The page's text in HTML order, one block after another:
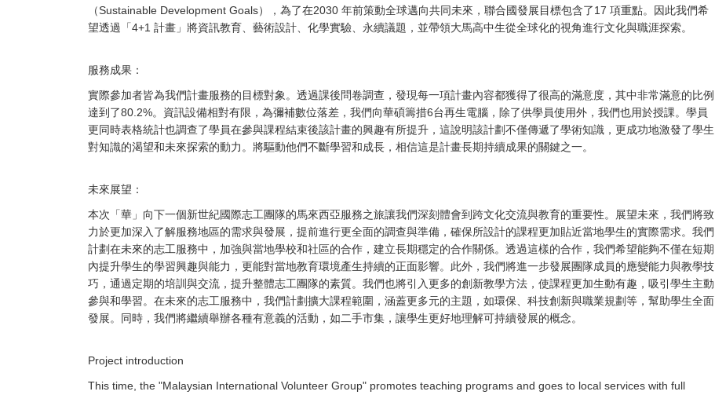
（Sustainable Development Goals），為了在2030 年前策動全球邁向共同未來，聯合國發展目標包含了17 項重點。因此我們希
望透過「4+1 計畫」將資訊教育、藝術設計、化學實驗、永續議題，並帶領大馬高中生從全球化的視角進行文化與職涯探索。
服務成果：
實際參加者皆為我們計畫服務的目標對象。透過課後問卷調查，發現每一項計畫內容都獲得了很高的滿意度，其中非常滿意的比例
達到了80.2%。資訊設備相對有限，為彌補數位落差，我們向華碩籌措6台再生電腦，除了供學員使用外，我們也用於授課。學員
更同時表格統計也調查了學員在參與課程結束後該計畫的興趣有所提升，這說明該計劃不僅傳遞了學術知識，更成功地激發了學生
對知識的渴望和未來探索的動力。將驅動他們不斷學習和成長，相信這是計畫長期持續成果的關鍵之一。
未來展望：
本次「華」向下一個新世紀國際志工團隊的馬來西亞服務之旅讓我們深刻體會到跨文化交流與教育的重要性。展望未來，我們將致
力於更加深入了解服務地區的需求與發展，提前進行更全面的調查與準備，確保所設計的課程更加貼近當地學生的實際需求。我們
計劃在未來的志工服務中，加強與當地學校和社區的合作，建立長期穩定的合作關係。透過這樣的合作，我們希望能夠不僅在短期
內提升學生的學習興趣與能力，更能對當地教育環境產生持續的正面影響。此外，我們將進一步發展團隊成員的應變能力與教學技
巧，通過定期的培訓與交流，提升整體志工團隊的素質。我們也將引入更多的創新教學方法，使課程更加生動有趣，吸引學生主動
參與和學習。在未來的志工服務中，我們計劃擴大課程範圍，涵蓋更多元的主題，如環保、科技創新與職業規劃等，幫助學生全面
發展。同時，我們將繼續舉辦各種有意義的活動，如二手市集，讓學生更好地理解可持續發展的概念。
Project introduction
This time, the "Malaysian International Volunteer Group" promotes teaching programs and goes to local services with full